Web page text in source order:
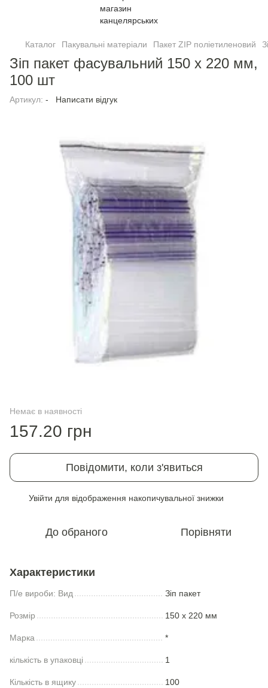
Каталог Пакувальні матеріали Пакет ZIP полiетиленовий
Зіп пакет фасувальний 150 х 220 мм,
100 шт
Артикул: - Написати відгук
Немає в наявності
157.20 грн
Повідомити, коли з'явиться
Увійти для відображення накопичувальної знижки
До обраного Порівняти
Характеристики
П/е вироби: Вид Зіп пакет
Розмір 150 х 220 мм
Марка *
кількість в упаковці 1
Кількість в ящику 100